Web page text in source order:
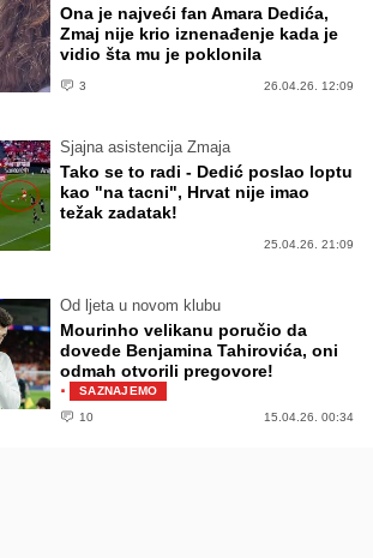
Ona je najveći fan Amara Dedića,
Zmaj nije krio iznenađenje kada je
vidio šta mu je poklonila
3 26.04.26. 12:09
Sjajna asistencija Zmaja
Tako se to radi - Dedić poslao loptu
kao "na tacni", Hrvat nije imao
težak zadatak!
25.04.26. 21:09
Od ljeta u novom klubu
Mourinho velikanu poručio da
dovede Benjamina Tahirovića, oni
odmah otvorili pregovore!
·
SAZNAJEMO
10
15.04.26. 00:34